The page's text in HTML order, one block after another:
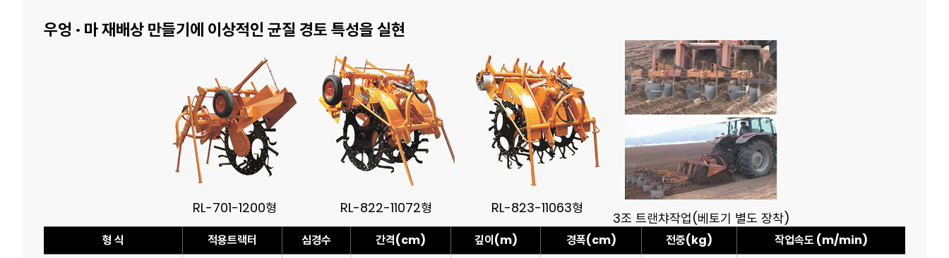
우엉 · 마 재배상 만들기에 이상적인 균질 경토 특성을 실현
RL-701-1200형 RL-822-11072형 RL-823-11063형
3조 트랜챠작업(베토기 별도 장착)
형 식 적용트랙터 심경수 간격(cm) 깊이(m) 경폭(cm) 전중(kg)
작업속도 (m/min)